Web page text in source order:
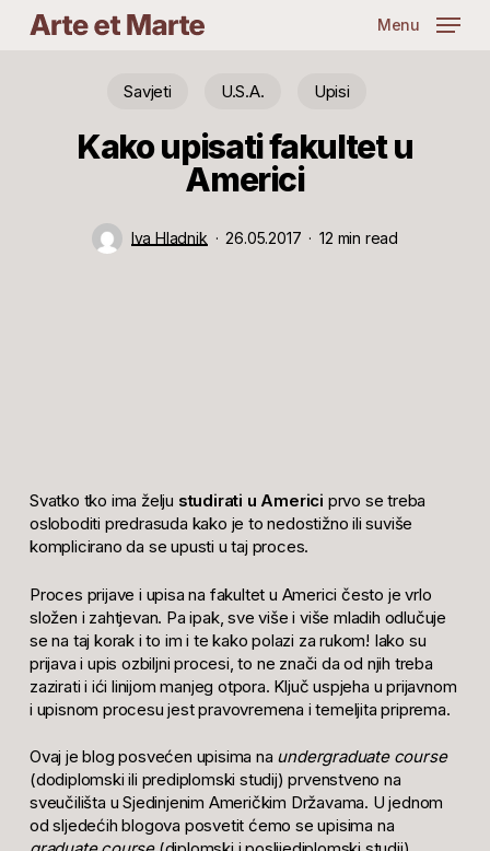
Menu
Savjeti U.S.A. Upisi
Kako upisati fakultet u
Americi
Iva Hladnik 26.05.2017 12 min read
Svatko tko ima želju studirati u Americi prvo se treba
osloboditi predrasuda kako je to nedostižno ili suviše
komplicirano da se upusti u taj proces.
Proces prijave i upisa na fakultet u Americi često je vrlo
složen i zahtjevan. Pa ipak, sve više i više mladih odlučuje
se na taj korak i to im i te kako polazi za rukom! Iako su
prijava i upis ozbiljni procesi, to ne znači da od njih treba
zazirati i ići linijom manjeg otpora. Ključ uspjeha u prijavnom
i upisnom procesu jest pravovremena i temeljita priprema.
Ovaj je blog posvećen upisima na undergraduate course
(dodiplomski ili prediplomski studij) prvenstveno na
sveučilišta u Sjedinjenim Američkim Državama. U jednom
od sljedećih blogova posvetit ćemo se upisima na